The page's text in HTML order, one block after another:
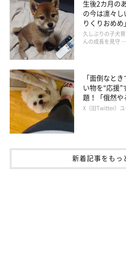
生後2カ月の
の今は凛々
りくりおめ
久しぶりの子犬
んの成長を見守 …
「面倒なと
い物を“応援
題！「俄然や
X（旧Twitter）
新着記事をもっ